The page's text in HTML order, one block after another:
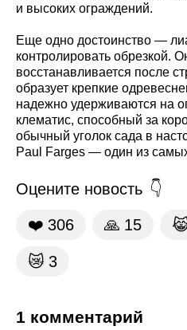
и высоких ограждений.
Еще одно достоинство —
контролировать обрезкой.
восстанавливается после
образует крепкие
надежно удерживаются на
клематис, способный за
обычный уголок сада в
Paul Farges — один из
Оцените новость
❤️ 306 🙏 15
😿 3
1 комментарий